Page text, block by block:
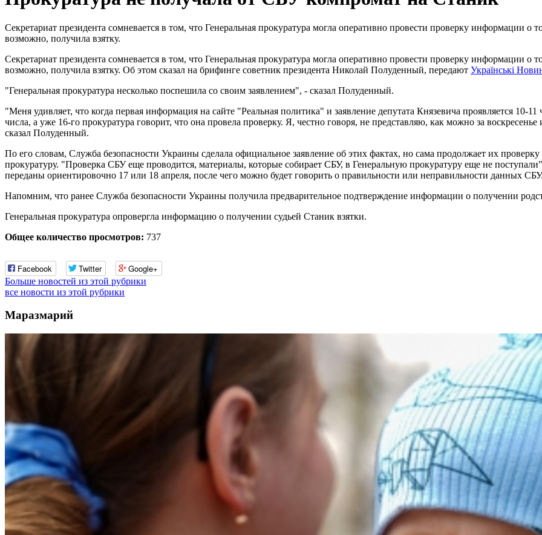
Секретариат президента сомневается в том, что Генеральная прокуратура могла оперативно провести проверку информации
возможно, получила взятку.
Секретариат президента сомневается в том, что Генеральная прокуратура могла оперативно провести проверку информации
возможно, получила взятку. Об этом сказал на брифинге советник президента Николай Полуденный, передают Українські
"Генеральная прокуратура несколько поспешила со своим заявлением", - сказал Полуденный.
"Меня удивляет, что когда первая информация на сайте "Реальная политика" и заявление депутата Князевича проявляется 10-
числа, а уже 16-го прокуратура говорит, что она провела проверку. Я, честно говоря, не представляю, как можно за
сказал Полуденный.
По его словам, Служба безопасности Украины сделала официальное заявление об этих фактах, но сама продолжает их
прокуратуру. "Проверка СБУ еще проводится, материалы, которые собирает СБУ, в Генеральную прокуратуру еще не
переданы ориентировочно 17 или 18 апреля, после чего можно будет говорить о правильности или неправильности данных
Напомним, что ранее Служба безопасности Украины получила предварительное подтверждение информации о получении
Генеральная прокуратура опровергла информацию о получении судьей Станик взятки.
Общее количество просмотров: 737
Facebook Twitter Google+
Больше новостей из этой рубрики
все новости из этой рубрики
Маразмарий